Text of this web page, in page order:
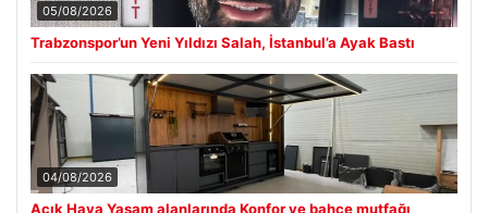
05/08/2026
Trabzonspor’un Yeni Yıldızı Salah, İstanbul’a Ayak Bastı
04/08/2026
Açık Hava Yaşam alanlarında Konfor ve bahçe mutfağı